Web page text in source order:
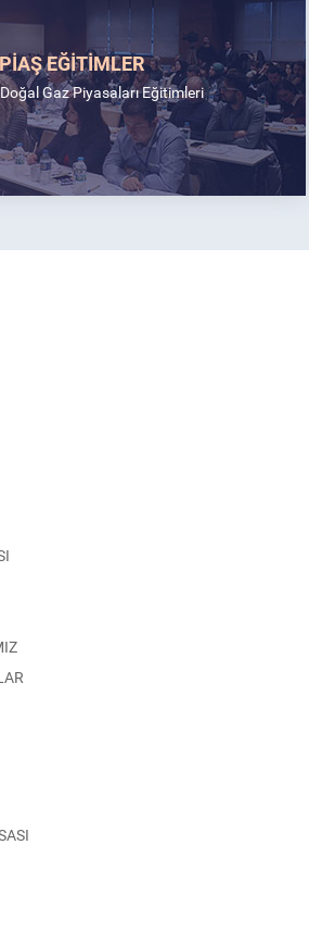
EĞİTİMLER
Gaz Piyasaları Eğitimleri